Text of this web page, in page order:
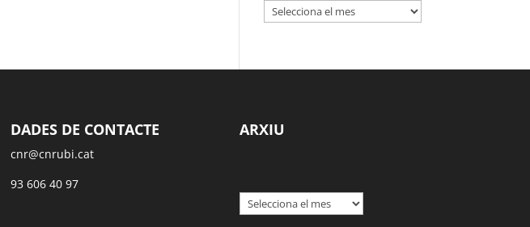
Arxiu
DADES DE CONTACTE
cnr@cnrubi.cat
93 606 40 97
ARXIU
Arxius